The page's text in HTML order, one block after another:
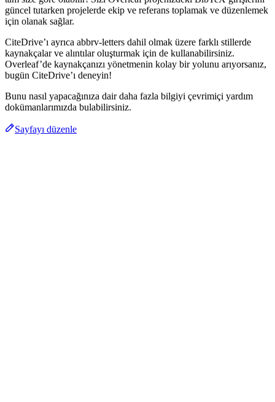
güncel tutarken projelerde ekip ve referans toplamak ve düzenlemek
için olanak sağlar.
CiteDrive’ı ayrıca abbrv-letters dahil olmak üzere farklı stillerde
kaynakçalar ve alıntılar oluşturmak için de kullanabilirsiniz.
Overleaf’de kaynakçanızı yönetmenin kolay bir yolunu arıyorsanız,
bugün CiteDrive’ı deneyin!
Bunu nasıl yapacağınıza dair daha fazla bilgiyi çevrimiçi yardım
dokümanlarımızda bulabilirsiniz.
Sayfayı düzenle